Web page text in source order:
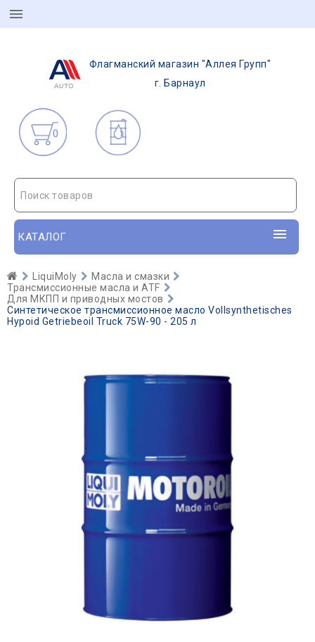
Флагманский магазин "Аллея Групп"
г. Барнаул
0
Поиск товаров
КАТАЛОГ
LiquiMoly
Масла и смазки
Трансмиссионные масла и ATF
Для МКПП и приводных мостов
Синтетическое трансмиссионное масло Vollsynthetisches
Hypoid Getriebeoil Truck 75W-90 - 205 л